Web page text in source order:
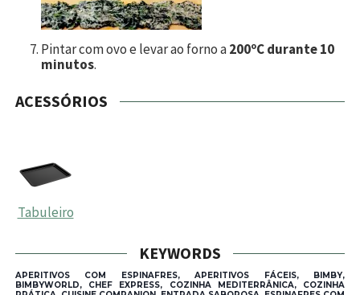
Pintar com ovo e levar ao forno a200ºC durante 10
minutos.
ACESSÓRIOS
Tabuleiro
KEYWORDS
APERITIVOS COM ESPINAFRES, APERITIVOS FÁCEIS, BIMBY,
BIMBYWORLD, CHEF EXPRESS, COZINHA MEDITERRÂNICA, COZINHA